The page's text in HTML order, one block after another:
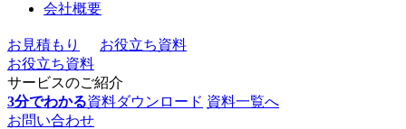
会社概要
お見積もり
お役立ち資料
お役立ち資料
サービスのご紹介
3分でわかる資料ダウンロード 資料一覧へ
お問い合わせ